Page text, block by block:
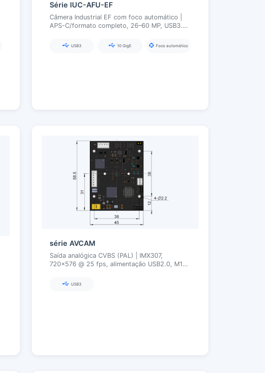
Série IUC-AFU-EF
Câmera Industrial EF com foco automático |
APS-C/formato completo, 26–60 MP, USB3.0
USB3 10 GigE Foco automático
série AVCAM
Saída analógica CVBS (PAL) | IMX307,
720×576 @ 25 fps, alimentação USB2.0, M12,
USB3